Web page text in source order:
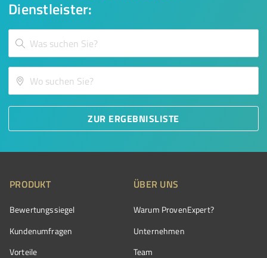
Dienstleister:
ZUR ERGEBNISLISTE
PRODUKT
Bewertungssiegel
Kundenumfragen
Vorteile
ÜBER UNS
Warum ProvenExpert?
Unternehmen
Team